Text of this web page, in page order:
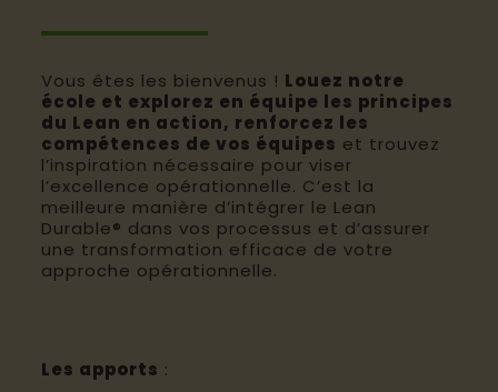
Vous êtes les bienvenus ! Louez notre
école et explorez en équipe les principes
du Lean en action, renforcez les
compétences de vos équipes et trouvez
l’inspiration nécessaire pour viser
l’excellence opérationnelle. C’est la
meilleure manière d’intégrer le Lean
Durable® dans vos processus et d’assurer
une transformation efficace de votre
approche opérationnelle.
Les apports :